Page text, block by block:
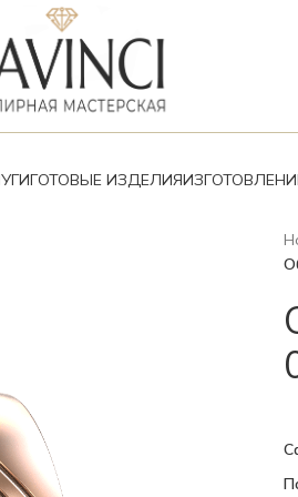
ГОТОВЫЕ ИЗДЕЛИЯ